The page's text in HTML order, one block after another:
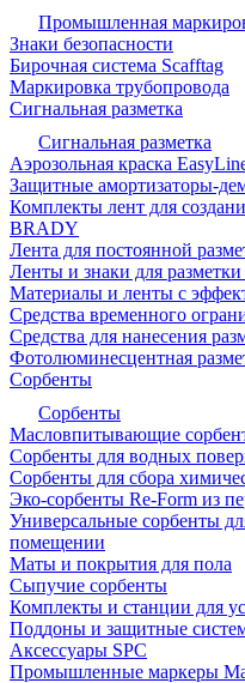
Промышленная
Знаки безопасности
Бирочная система Scafftag
Маркировка трубопровода
Сигнальная разметка
Сигнальная разметка
Аэрозольная краска
Защитные амортизаторы-
Комплекты лент для
BRADY
Лента для постоянной
Ленты и знаки для
Материалы и ленты с
Средства временного
Средства для нанесения
Фотолюминесцентная
Сорбенты
Сорбенты
Масловпитывающие
Сорбенты для водных
Сорбенты для сбора
Эко-сорбенты Re-Form из
Универсальные сорбенты
помещении
Маты и покрытия для пола
Сыпучие сорбенты
Комплекты и станции для
Поддоны и защитные
Аксессуары SPC
Промышленные маркеры